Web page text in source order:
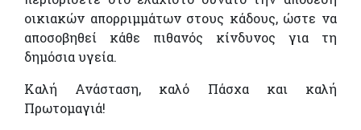
οικιακών απορριμμάτων στους κάδους, ώστε να
αποσοβηθεί κάθε πιθανός κίνδυνος για τη
δημόσια υγεία.
Καλή Ανάσταση, καλό Πάσχα και καλή
Πρωτομαγιά!